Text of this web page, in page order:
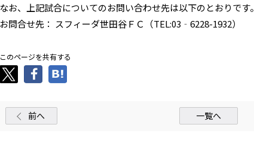
なお、上記試合についてのお問い合わせ先は以下のとおりです。
お問合せ先： スフィーダ世田谷ＦＣ（TEL:03‐6228-1932）
このページを共有する
前へ 一覧へ